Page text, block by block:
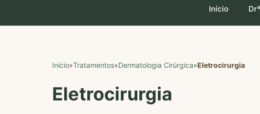
Início
Início»Tratamentos»Dermatologia Cirúrgica»Eletrocirurgia
Eletrocirurgia